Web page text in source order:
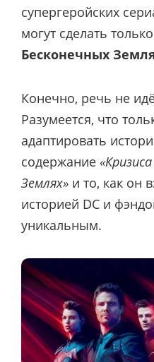
супергеройских
могут сделать
Бесконечных
Конечно, речь не
Разумеется, что
адаптировать
содержание
Землях» и то, как он
историей DC и
уникальным.